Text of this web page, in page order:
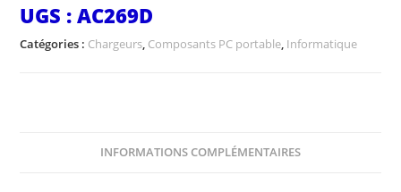
UGS :AC269D
Catégories : Chargeurs, Composants PC portable, Informatique
INFORMATIONS COMPLÉMENTAIRES